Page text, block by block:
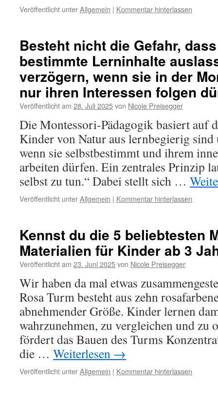
Veröffentlicht unterAllgemein | Kommentar hinterlassen
Besteht nicht die Gefahr,
bestimmte Lerninhalte
verzögern, wenn sie in der
nur ihren Interessen folgen
Veröffentlicht am 28. Juli 2025von Nicole Preisegger
Die Montessori-Pädagogik basiert auf
Kinder von Natur aus lernbegierig sind
wenn sie selbstbestimmt und ihrem
arbeiten dürfen. Ein zentrales Prinzip
selbst zu tun.“ Dabei stellt sich …
Veröffentlicht unterAllgemein | Kommentar hinterlassen
Kennst du die 5 beliebtesten
Materialien für Kinder ab 3
Veröffentlicht am 23. Juni 2025von Nicole Preisegger
Wir haben da mal etwas
Rosa Turm besteht aus zehn
abnehmender Größe. Kinder lernen
wahrzunehmen, zu vergleichen und zu
fördert das Bauen des Turms
die … Weiterlesen →
Veröffentlicht unterAllgemein | Kommentar hinterlassen